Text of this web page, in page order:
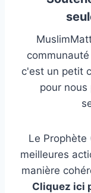
c'est un petit
pour
Le Prophète
meilleures
manière
Cliquez ici